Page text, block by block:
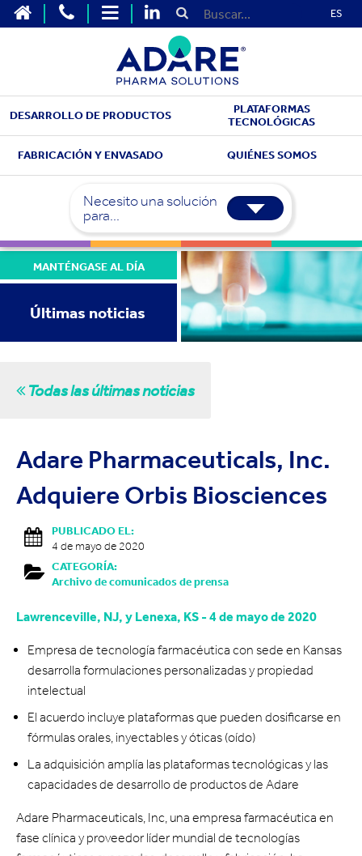
ES
DESARROLLO DE PRODUCTOS
PLATAFORMAS
TECNOLÓGICAS
FABRICACIÓN Y ENVASADO QUIÉNES SOMOS
Necesito una solución
para...
MANTÉNGASE AL DÍA
Últimas noticias
Todas las últimas noticias
Adare Pharmaceuticals, Inc.
Adquiere Orbis Biosciences
PUBLICADO EL:
4 de mayo de 2020
CATEGORÍA:
Archivo de comunicados de prensa
Lawrenceville, NJ, y Lenexa, KS - 4 de mayo de 2020
Empresa de tecnología farmacéutica con sede en Kansas
desarrolla formulaciones personalizadas y propiedad
intelectual
El acuerdo incluye plataformas que pueden dosificarse en
fórmulas orales, inyectables y óticas (oído)
La adquisición amplía las plataformas tecnológicas y las
capacidades de desarrollo de productos de Adare
Adare Pharmaceuticals, Inc, una empresa farmacéutica en
fase clínica y proveedor líder mundial de tecnologías